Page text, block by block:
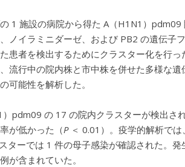
1 施設の病院から得た A（H1N1）
ノイラミニダーゼ、および PB2 の遺伝子
患者を検出するためにクラスター化を行
流行中の院内株と市中株を併せた多様な
可能性を解析した。
pdm09 の 17 の院内クラスターが検出さ
が低かった（P＜ 0.01）。疫学的解析では
ターでは 1 件の母子感染が確認された。
が含まれていた。